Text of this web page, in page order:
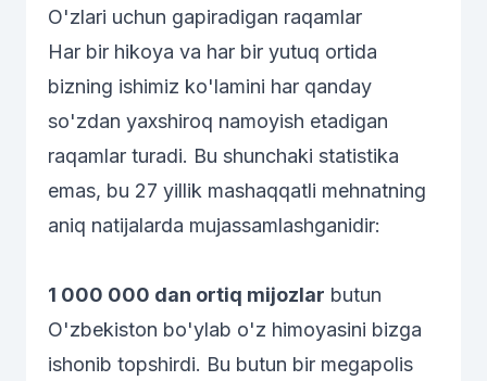
O'zlari uchun gapiradigan raqamlar
Har bir hikoya va har bir yutuq ortida
bizning ishimiz ko'lamini har qanday
so'zdan yaxshiroq namoyish etadigan
raqamlar turadi. Bu shunchaki statistika
emas, bu 27 yillik mashaqqatli mehnatning
aniq natijalarda mujassamlashganidir:
1 000 000 dan ortiq mijozlar butun
O'zbekiston bo'ylab o'z himoyasini bizga
ishonib topshirdi. Bu butun bir megapolis